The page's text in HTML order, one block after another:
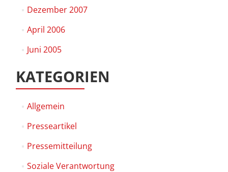
Dezember 2007
April 2006
Juni 2005
KATEGORIEN
Allgemein
Presseartikel
Pressemitteilung
Soziale Verantwortung